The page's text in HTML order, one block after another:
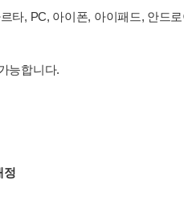
타, PC, 아이폰, 아이패드, 안드
능합니다.
정